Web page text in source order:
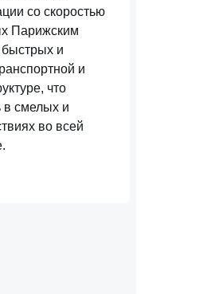
со скоростью
Парижским
быстрых и
и
что
в смелых и
во всей